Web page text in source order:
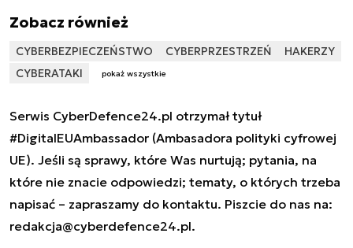
Zobacz również
CYBERBEZPIECZEŃSTWO CYBERPRZESTRZEŃ
HAKERZY
CYBERATAKI
pokaż wszystkie
Serwis CyberDefence24.pl otrzymał tytuł
#DigitalEUAmbassador (Ambasadora polityki cyfrowej
UE). Jeśli są sprawy, które Was nurtują; pytania, na
które nie znacie odpowiedzi; tematy, o których trzeba
napisać – zapraszamy do kontaktu. Piszcie do nas na:
redakcja@cyberdefence24.pl.